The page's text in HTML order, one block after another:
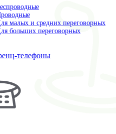
малых и средних переговорных
больших переговорных
телефоны